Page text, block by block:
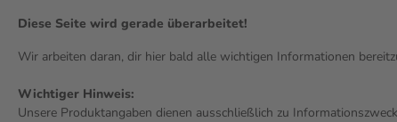
Diese Seite wird gerade überarbeitet!
Wir arbeiten daran, dir hier bald alle wichtigen Informationen
Wichtiger Hinweis:
Unsere Produktangaben dienen ausschließlich zu